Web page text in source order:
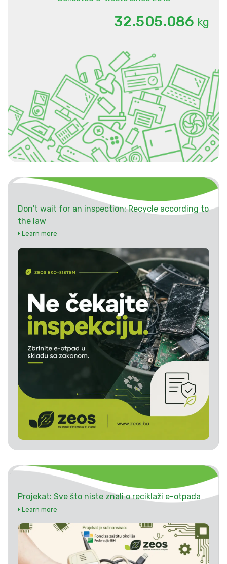
32.505.086 kg
Don't wait for an inspection: Recycle according to
the law
Learn more
Projekat: Sve što niste znali o reciklaži e-otpada
Learn more